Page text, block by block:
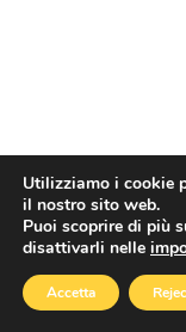
Utilizziamo i cookie
il nostro sito web.
Puoi scoprire di più
disattivarli nelle
Accetta